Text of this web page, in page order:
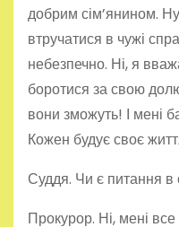
добрим сім’янином.
втручатися в чужі
небезпечно. Ні, я
боротися за свою
вони зможуть! І мені
Кожен будує своє
Суддя. Чи є питання в
Прокурор. Ні, мені